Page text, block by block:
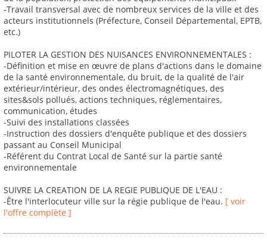
-Travail transversal avec de nombreux services de la ville et des
acteurs institutionnels (Préfecture, Conseil Départemental, EPTB,
etc.)
PILOTER LA GESTION DES NUISANCES ENVIRONNEMENTALES :
-Définition et mise en œuvre de plans d'actions dans le domaine
de la santé environnementale, du bruit, de la qualité de l'air
extérieur/intérieur, des ondes électromagnétiques, des
sites&sols pollués, actions techniques, réglementaires,
communication, études
-Suivi des installations classées
-Instruction des dossiers d'enquête publique et des dossiers
passant au Conseil Municipal
-Référent du Contrat Local de Santé sur la partie santé
environnementale
SUIVRE LA CREATION DE LA REGIE PUBLIQUE DE L'EAU :
-Être l'interlocuteur ville sur la régie publique de l'eau. [ voir
l'offre complète ]